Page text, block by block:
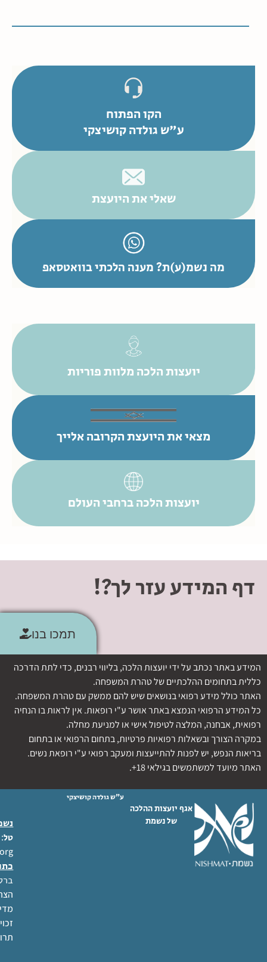
הקו הפתוח
ע"ש גולדה קושיצקי
שאלי את היועצת
מה נשמ(ע)ת? מענה הלכתי בוואטסאפ
יועצות הלכה מלוות פוריות
מצאי את היועצת הקרובה אלייך
יועצות הלכה ברחבי העולם
דף המידע עזר לך?!
תמכו בנו
המידע באתר נכתב על ידי יועצות הלכה, בליווי רבנים, כדי לתת הדרכה
כללית בתחומים ההלכתיים של טהרת המשפחה.
האתר כולל מידע רפואי בנושאים שיש להם ממשק עם טהרת המשפחה.
כל המידע הרפואי הנמצא באתר אושר ע"י רופאות. אין לראות בו הנחיה
רפואית, אבחנה, המלצה לטיפול אישי או למניעת מחלה.
במקרה הצורך ובשאלות רפואיות פרטיות, בתחום הרפואי או בתחום
בריאות הנפש, יש לפנות להתייעצות ומעקב רפואי ע"י רופאת נשים.
האתר מיועד למשתמשים בגילאי 18+.
אגף יועצות ההלכה
של נשמת
ע"ש גולדה קושיצקי
טל: 02-6404333
ברל